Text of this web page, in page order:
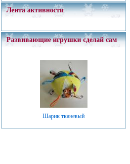
Лента активности
Развивающие игрушки сделай сам
Шарик тканевый